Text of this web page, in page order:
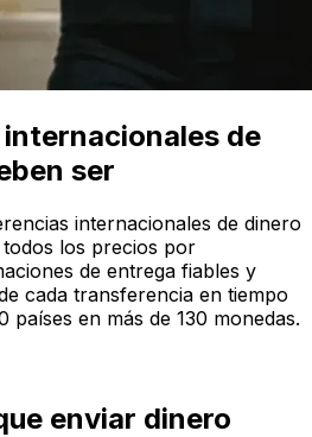
de
ser
internacionales de dinero
todos los precios por
de entrega fiables y
cada transferencia en tiempo
países en más de 130 monedas.
enviar dinero